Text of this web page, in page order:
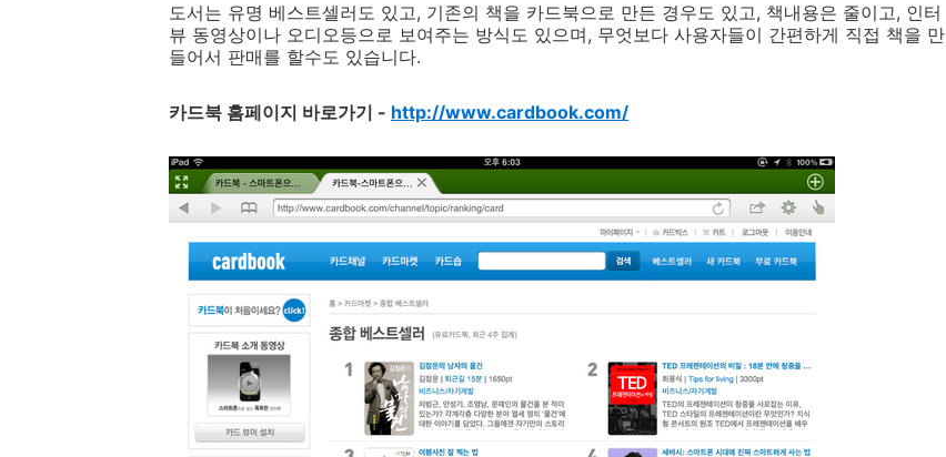
도서는 유명 베스트셀러도 있고, 기존의 책을 카드북으로 만든 경우도 있고, 책내용은 줄이고, 인터
뷰 동영상이나 오디오등으로 보여주는 방식도 있으며, 무엇보다 사용자들이 간편하게 직접 책을 만
들어서 판매를 할수도 있습니다.
카드북 홈페이지 바로가기 - http://www.cardbook.com/